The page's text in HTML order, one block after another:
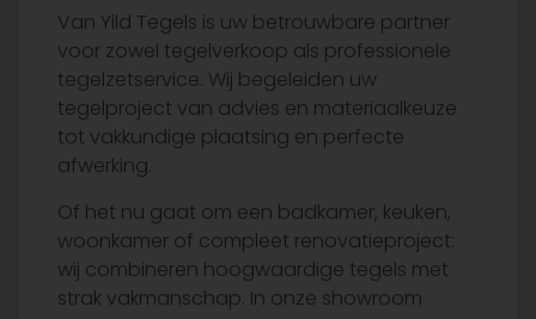
tegelproject van advies en materiaalkeuze
tot vakkundige plaatsing en perfecte
afwerking.
Of het nu gaat om een badkamer, keuken,
woonkamer of compleet renovatieproject:
strak vakmanschap. In onze showroom
adviseren wij u persoonlijk over stijl, formaat
en afwerking, zodat het eindresultaat
volledig aansluit op uw wensen en interieur.